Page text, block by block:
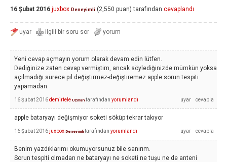
16 Şubat 2016 juxbox Deneyimli (2,550 puan) tarafından cevaplandı
Yeni cevap açmayın yorum olarak devam edin lütfen.
Dediğinize zaten cevap vermiştim, ancak söylediğinizde mümkün yoksa
açılmadığı sürece pil değiştirmez-değiştiremez apple sorun tespiti
yapamadan.
16 Şubat 2016demirtele Uzman tarafından yorumlandı
apple bataryayı değişmiyor soketi söküp tekrar takıyor
16 Şubat 2016juxbox Deneyimli tarafından yorumlandı
Benim yazdıklarımı okumuyorsunuz bile sanırım.
Sorun tespiti olmadan ne bataryayı ne soketi ne tuşu ne de anteni